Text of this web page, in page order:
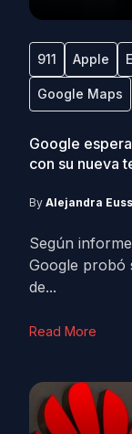
911 Apple
Google Maps
Google
con su nueva
By Alejandra
Según
Google probó
de...
Read More